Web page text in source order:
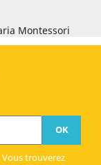
Montessori
trouverez